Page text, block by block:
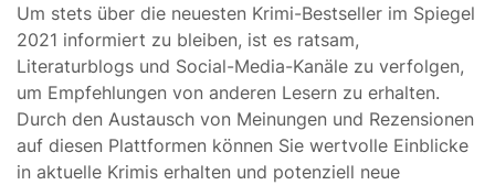
Um stets über die neuesten Krimi-Bestseller im Spiegel
2021 informiert zu bleiben, ist es ratsam,
Literaturblogs und Social-Media-Kanäle zu verfolgen,
um Empfehlungen von anderen Lesern zu erhalten.
Durch den Austausch von Meinungen und Rezensionen
auf diesen Plattformen können Sie wertvolle Einblicke
in aktuelle Krimis erhalten und potenziell neue